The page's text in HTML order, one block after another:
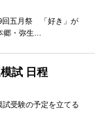
回五月祭 「好き」が
郷・弥生…
試 日程
受験の予定を立てる